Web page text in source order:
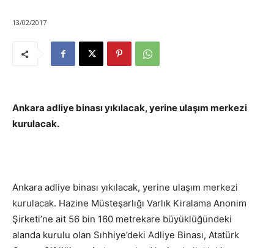
13/02/2017
Ankara adliye binası yıkılacak, yerine ulaşım merkezi
kurulacak.
Ankara adliye binası yıkılacak, yerine ulaşım merkezi
kurulacak. Hazine Müsteşarlığı Varlık Kiralama Anonim
Şirketi’ne ait 56 bin 160 metrekare büyüklüğündeki
alanda kurulu olan Sıhhiye’deki Adliye Binası, Atatürk